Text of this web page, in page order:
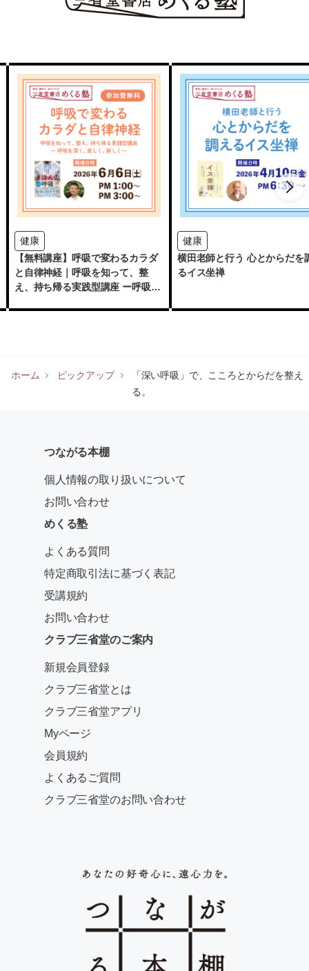
健康
【無料講座】呼吸で変わるカラダ
と自律神経｜呼吸を知って、整
え、持ち帰る実践型講座 ー呼吸を
健康
横田老師と行う 心とからだを
るイス坐禅
ホーム ピックアップ
「深い呼吸」で、こころとからだを整え
る。
つながる本棚
個人情報の取り扱いについて
お問い合わせ
めくる塾
よくある質問
特定商取引法に基づく表記
受講規約
お問い合わせ
クラブ三省堂のご案内
新規会員登録
クラブ三省堂とは
クラブ三省堂アプリ
Myページ
会員規約
よくあるご質問
クラブ三省堂のお問い合わせ